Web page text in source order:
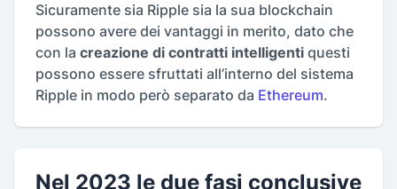
Sicuramente sia Ripple sia la sua blockchain
possono avere dei vantaggi in merito, dato che
con la creazione di contratti intelligenti questi
possono essere sfruttati all’interno del sistema
Ripple in modo però separato da Ethereum.
Nel 2023 le due fasi conclusive